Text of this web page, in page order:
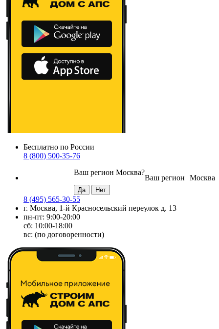
Бесплатно по России
8 (800) 500-35-76
Москва
Ваш регион
Ваш регион Москва?
8 (495) 565-30-55
г. Москва, 1-й Красносельский переулок д. 13
пн-пт: 9:00-20:00
сб: 10:00-18:00
вс: (по договоренности)